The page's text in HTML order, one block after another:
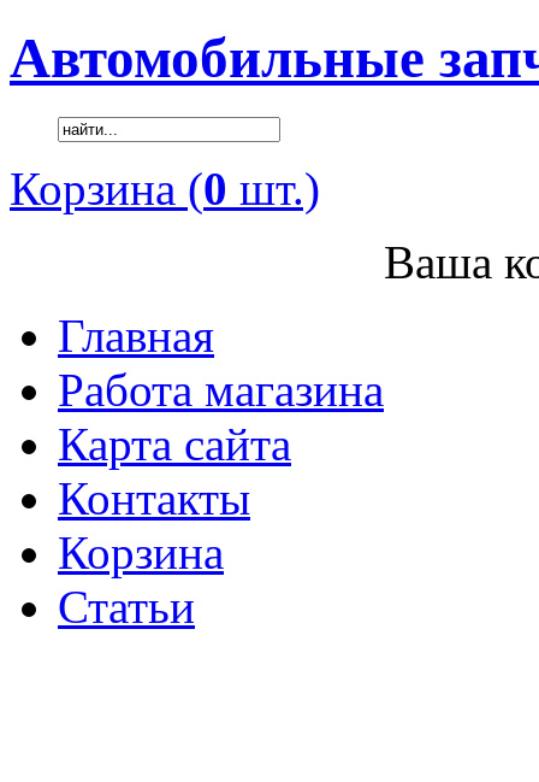
Автомобильные
Корзина (0 шт.)
Ваша
Главная
Работа магазина
Карта сайта
Контакты
Корзина
Статьи